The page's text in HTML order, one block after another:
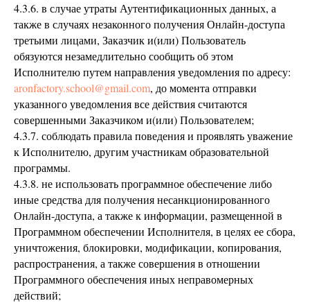
4.3.6. в случае утраты Аутентификационных данных, а
также в случаях незаконного получения Онлайн-доступа
третьими лицами, Заказчик и(или) Пользователь
обязуются незамедлительно сообщить об этом
Исполнителю путем направления уведомления по адресу:
aronfactory.school@gmail.com, до момента отправки
указанного уведомления все действия считаются
совершенными Заказчиком и(или) Пользователем;
4.3.7. соблюдать правила поведения и проявлять уважение
к Исполнителю, другим участникам образовательной
программы.
4.3.8. не использовать программное обеспечение либо
иные средства для получения несанкционированного
Онлайн-доступа, а также к информации, размещенной в
Программном обеспечении Исполнителя, в целях ее сбора,
уничтожения, блокировки, модификации, копирования,
распространения, а также совершения в отношении
Программного обеспечения иных неправомерных
действий;